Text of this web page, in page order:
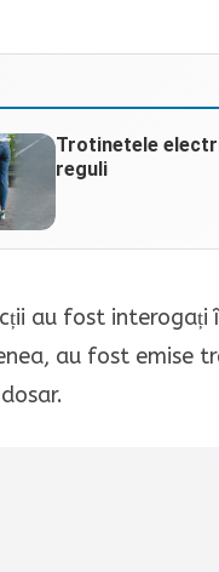
Trotinetele
reguli
au fost interogați
au fost emise